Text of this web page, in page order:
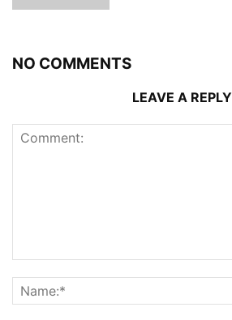
NO COMMENTS
LEAVE A REPLY